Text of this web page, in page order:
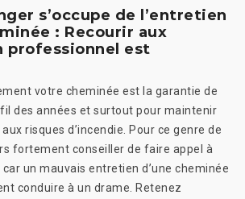
s’occupe de l’entretien
: Recourir aux
professionnel est
votre cheminée est la garantie de
des années et surtout pour maintenir
risques d’incendie. Pour ce genre de
fortement conseiller de faire appel à
un mauvais entretien d’une cheminée
conduire à un drame. Retenez